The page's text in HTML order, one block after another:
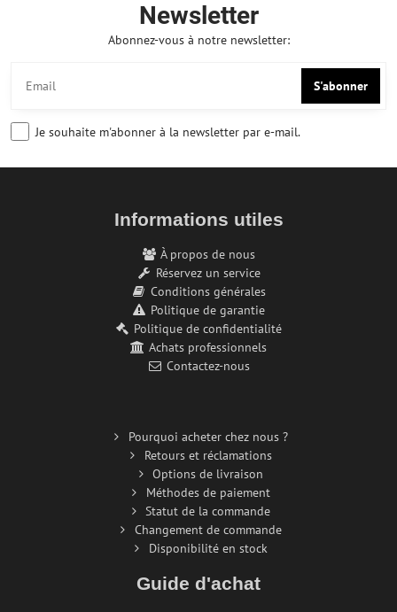
Newsletter
Abonnez-vous à notre newsletter:
S'abonner
Je souhaite m'abonner à la newsletter par e-mail.
Informations utiles
À propos de nous
Réservez un service
Conditions générales
Politique de garantie
Politique de confidentialité
Achats professionnels
Contactez-nous
Pourquoi acheter chez nous ?
Retours et réclamations
Options de livraison
Méthodes de paiement
Statut de la commande
Changement de commande
Disponibilité en stock
Guide d'achat